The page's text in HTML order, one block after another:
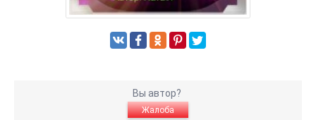
Вы автор?
Жалоба